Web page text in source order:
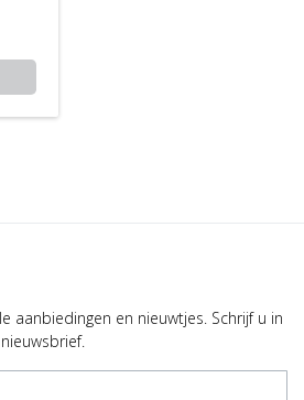
aanbiedingen en nieuwtjes. Schrijf u in